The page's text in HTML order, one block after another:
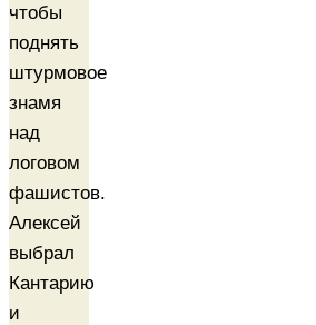
чтобы
поднять
штурмовое
знамя
над
логовом
фашистов.
Алексей
выбрал
Кантарию
и